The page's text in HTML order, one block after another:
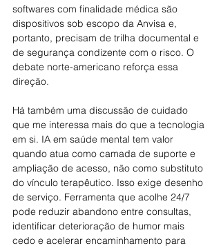
softwares com finalidade médica são
dispositivos sob escopo da Anvisa e,
portanto, precisam de trilha documental e
de segurança condizente com o risco. O
debate norte-americano reforça essa
direção.
Há também uma discussão de cuidado
que me interessa mais do que a tecnologia
em si. IA em saúde mental tem valor
quando atua como camada de suporte e
ampliação de acesso, não como substituto
do vínculo terapêutico. Isso exige desenho
de serviço. Ferramenta que acolhe 24/7
pode reduzir abandono entre consultas,
identificar deterioração de humor mais
cedo e acelerar encaminhamento para